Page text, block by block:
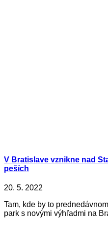
V Bratislave vznikne nad
peších
20. 5. 2022
Tam, kde by to
park s novými výhľadmi na